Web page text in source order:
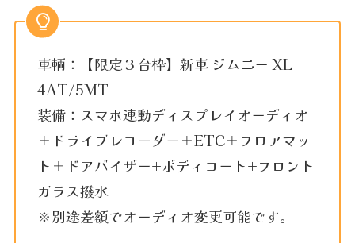
車輌：【限定３台枠】新車 ジムニー XL
4AT/5MT
装備：スマホ連動ディスプレイオーディオ
＋ドライブレコーダー＋ETC＋フロアマッ
ト＋ドアバイザー+ボディコート+フロント
ガラス撥水
※別途差額でオーディオ変更可能です。